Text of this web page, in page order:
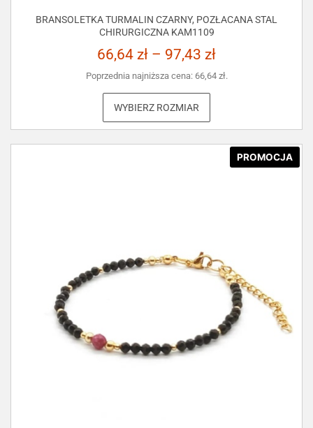
BRANSOLETKA TURMALIN CZARNY, POZŁACANA STAL
CHIRURGICZNA KAM1109
66,64 zł – 97,43 zł
Poprzednia najniższa cena: 66,64 zł.
WYBIERZ ROZMIAR
PROMOCJA